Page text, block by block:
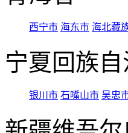
西宁市 海东市 海北藏
宁夏回族自
银川市 石嘴山市 吴忠